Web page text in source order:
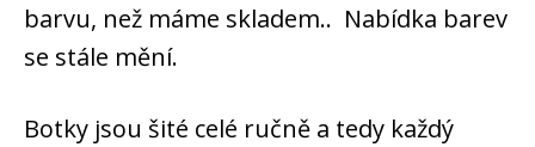
barvu, než máme skladem.. Nabídka barev
se stále mění.
Botky jsou šité celé ručně a tedy každý